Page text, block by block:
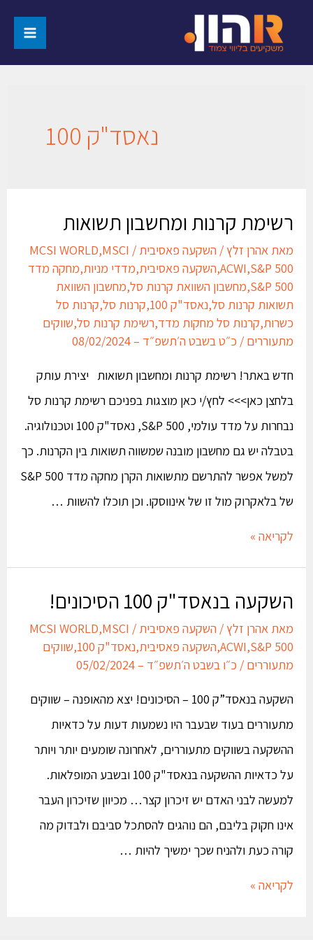
נאסד"ק 100
רשימת קרנות ומחשבון תשואות
מאתאהרן זלץ/השקעה פאסיבית/
MCSI WORLD,MSCI
ACWI,S&P 500
,השקעה פאסיבית,מדדי מניות,מחקה מדד
S&P 500
,מחשבון השוואת קרנות סל,מחשבון השוואת
תשואות קרנות סל,נאסד"ק 100 ,קרנות סל,קרנות סל
כשרות,קרנות סל מחקות מדד,רשימת קרנות סל,שווקים
מתעוררים/כ״ט בשבט ה׳תשפ״ד – 08/02/2024
חדש באתר! רשימת קרנות ומחשבון תשואות יצירת עותק
בלחצן כאן>>> לחץ/י כאן מוצגות בפניכם רשימת קרנות סל
נבחרות על מדד עולמי, S&P 500, נאסד"ק 100 וטכנולוגיה.
בטבלה יש גם מחשבון מובנה שמשווה תשואות בין הקרנות. כך
למשל אפשר להתרשם מתשואות הקרן מחקה מדד S&P 500
של בלאקרוק מול זו של אינווסקו. וכן תוכלו להשוות …
לקריאה »
השקעה בנאסד"ק 100 הסיכונים!
מאתאהרן זלץ/השקעה פאסיבית/
MCSI WORLD,MSCI
ACWI,S&P 500
,השקעה פאסיבית,נאסד"ק 100 ,שווקים
מתעוררים/כ״ו בשבט ה׳תשפ״ד – 05/02/2024
השקעה בנאסד”ק 100 – הסיכונים! יצא מהאופנה – שווקים
מתעוררים בעוד שבעבר היו נשמעות דעות על כדאיות
ההשקעה בשווקים מתעוררים, לאחרונה שומעים יותר ויותר
על כדאיות ההשקעה בנאסד"ק 100 ובשבע המופלאות.
למעשה לבני האדם יש זיכרון קצר… מכיוון שזיכרון העבר
אינו חקוק בליבם, הם נוהגים להסתכל סביבם ולבדוק מה
קורה כעת ולהניח שכך ימשיך להיות …
לקריאה »